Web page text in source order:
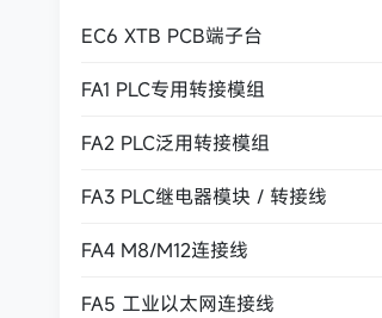
EC6 XTB PCB端子台
FA1 PLC专用转接模组
FA2 PLC泛用转接模组
FA3 PLC继电器模块 / 转接线
FA4 M8/M12连接线
FA5 工业以太网连接线